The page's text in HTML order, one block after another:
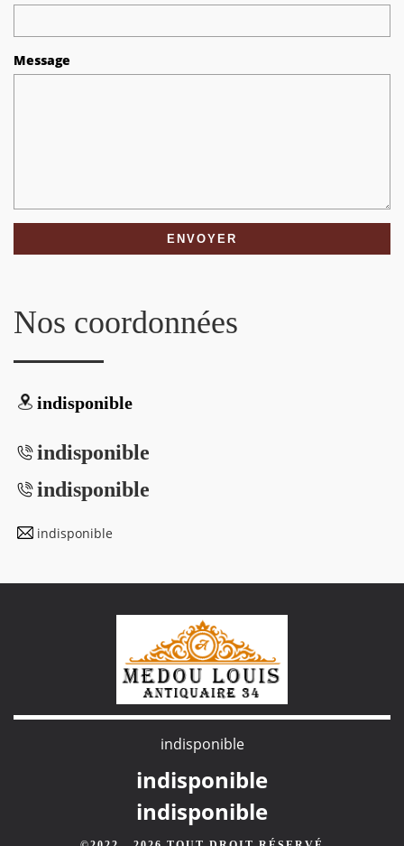
Message
Nos coordonnées
indisponible
indisponible
indisponible
indisponible
indisponible
indisponible
indisponible